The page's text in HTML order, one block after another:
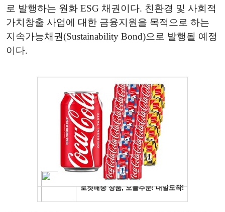
로 발행하는 원화 ESG 채권이다. 친환경 및 사회적
가치창출 사업에 대한 금융지원을 목적으로 하는
지속가능채권(Sustainability Bond)으로 발행될 예정
이다.